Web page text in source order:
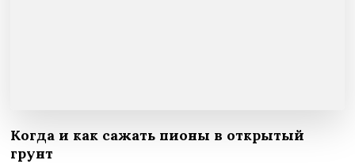
Когда и как сажать пионы в открытый
грунт